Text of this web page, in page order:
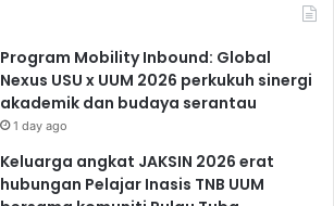
Program Mobility Inbound: Global
Nexus USU x UUM 2026 perkukuh sinergi
akademik dan budaya serantau
1 day ago
Keluarga angkat JAKSIN 2026 erat
hubungan Pelajar Inasis TNB UUM